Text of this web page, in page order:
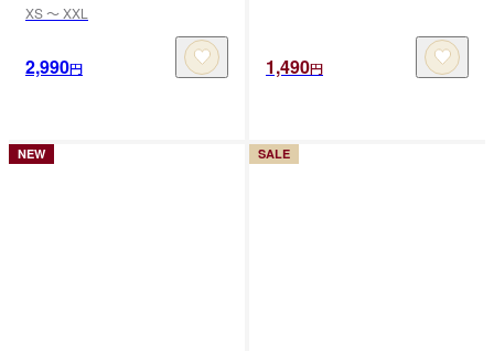
XS 〜 XXL
2,990円 1,490円
NEW SALE